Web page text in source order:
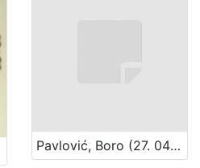
Pavlović, Boro (27. 04 1922. – 7. 09. 2001.)